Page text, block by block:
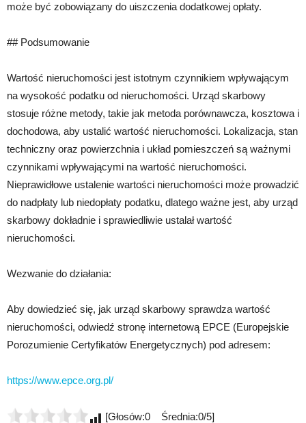
może być zobowiązany do uiszczenia dodatkowej opłaty.
## Podsumowanie
Wartość nieruchomości jest istotnym czynnikiem wpływającym
na wysokość podatku od nieruchomości. Urząd skarbowy
stosuje różne metody, takie jak metoda porównawcza, kosztowa i
dochodowa, aby ustalić wartość nieruchomości. Lokalizacja, stan
techniczny oraz powierzchnia i układ pomieszczeń są ważnymi
czynnikami wpływającymi na wartość nieruchomości.
Nieprawidłowe ustalenie wartości nieruchomości może prowadzić
do nadpłaty lub niedopłaty podatku, dlatego ważne jest, aby urząd
skarbowy dokładnie i sprawiedliwie ustalał wartość
nieruchomości.
Wezwanie do działania:
Aby dowiedzieć się, jak urząd skarbowy sprawdza wartość
nieruchomości, odwiedź stronę internetową EPCE (Europejskie
Porozumienie Certyfikatów Energetycznych) pod adresem:
https://www.epce.org.pl/
[Głosów:0 Średnia:0/5]